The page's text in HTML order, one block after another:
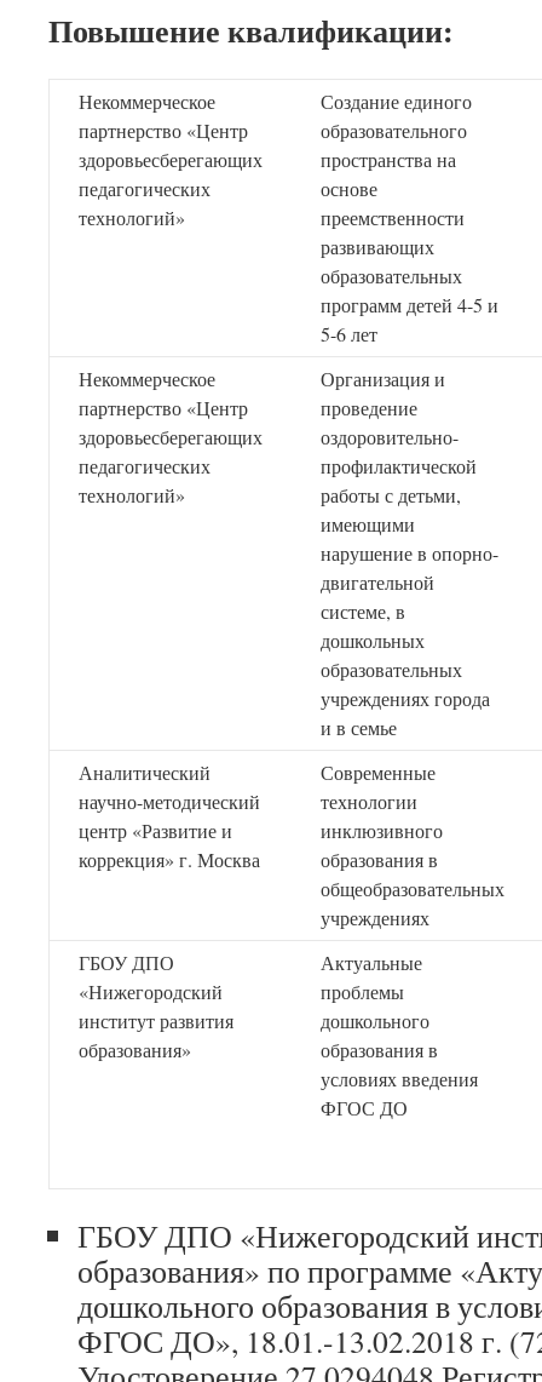
Повышение квалификации:
Некоммерческое
партнерство «Центр
здоровьесберегающих
педагогических
технологий»
Создание единого
образовательного
пространства на
основе
преемственности
развивающих
образовательных
программ детей 4-5 и
5-6 лет
Некоммерческое
партнерство «Центр
здоровьесберегающих
педагогических
технологий»
Организация и
проведение
оздоровительно-
профилактической
работы с детьми,
имеющими
нарушение в опорно-
двигательной
системе, в
дошкольных
образовательных
учреждениях города
и в семье
Аналитический
научно-методический
центр «Развитие и
коррекция» г. Москва
Современные
технологии
инклюзивного
образования в
общеобразовательных
учреждениях
ГБОУ ДПО
«Нижегородский
институт развития
образования»
Актуальные
проблемы
дошкольного
образования в
условиях введения
ФГОС ДО
ГБОУ ДПО «Нижегородский
образования» по программе
дошкольного образования в
ФГОС ДО», 18.01.-13.02.2018 г.